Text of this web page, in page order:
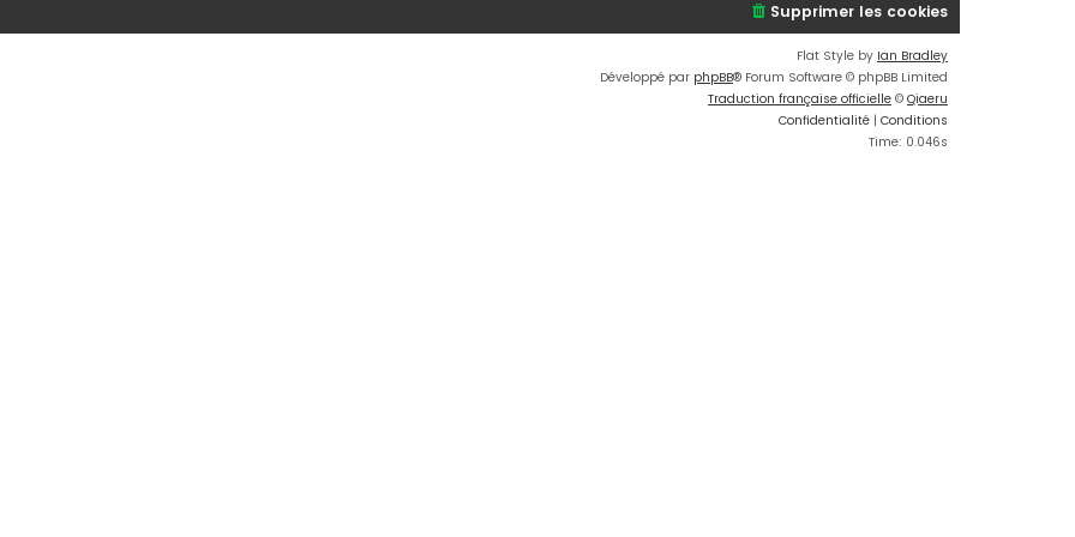
Supprimer les cookies
Flat Style by Ian Bradley
Développé par phpBB® Forum Software © phpBB Limited
Traduction française officielle © Qiaeru
Confidentialité | Conditions
Time: 0.046s